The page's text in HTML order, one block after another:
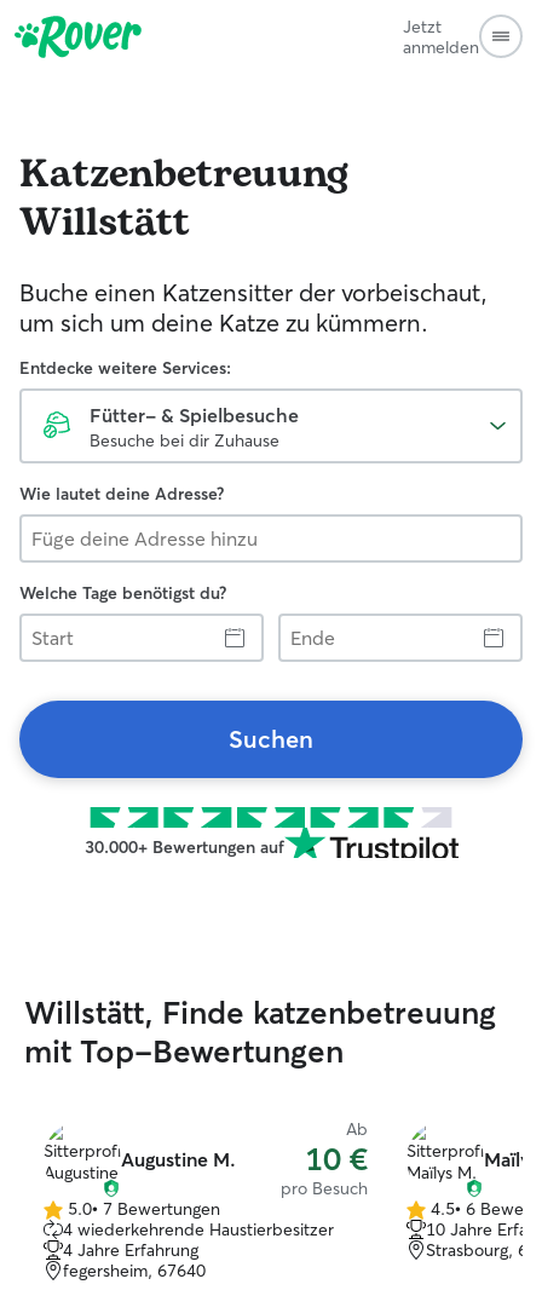
Jetzt
anmelden
Katzenbetreuung
Willstätt
Buche einen Katzensitter der vorbeischaut,
um sich um deine Katze zu kümmern.
Entdecke weitere Services:
Fütter- & Spielbesuche
Besuche bei dir Zuhause
Wie lautet deine Adresse?
Welche Tage benötigst du?
Start
Ende
Suchen
30.000+ Bewertungen auf
Willstätt, Finde katzenbetreuung
mit Top-Bewertungen
Augustine M.
Ab
10 €
pro Besuch
5.0
von
5
Sternen
5.0• 7 Bewertungen
4 wiederkehrende Haustierbesitzer
4 Jahre Erfahrung
fegersheim, 67640
4.5
von
5
4.5• 6
10 Jahre
Strasbourg,